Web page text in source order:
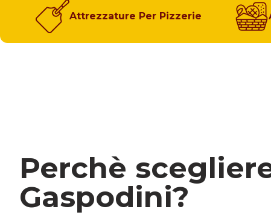
Attrezzature Per Pizzerie
Perchè
Gaspodini?